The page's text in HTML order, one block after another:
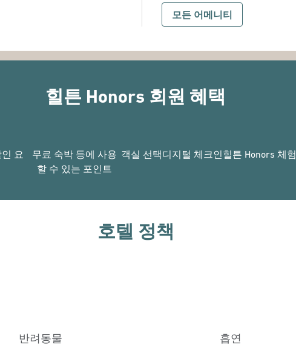
모든 어메니티
힐튼 Honors 회원 혜택
요
무료 숙박 등에 사용
할 수 있는 포인트
객실 선택디지털 체크인힐튼 Honors 체험
호텔 정책
반려동물 흡연